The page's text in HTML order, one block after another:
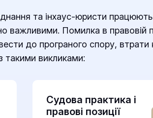
та інхаус-юристи
важливими. Помилка в правовій
до програного спору, втрати
такими викликами:
Судова практика і
правові позиції